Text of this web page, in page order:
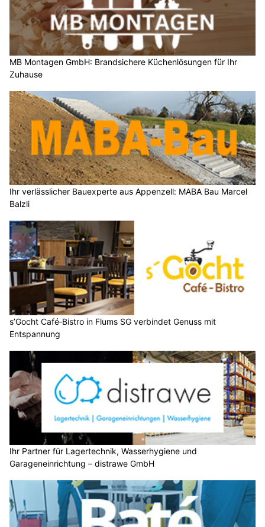
MB Montagen GmbH: Brandsichere Küchenlösungen für Ihr
Zuhause
Ihr verlässlicher Bauexperte aus Appenzell: MABA Bau Marcel
Balzli
s’Gocht Café‑Bistro in Flums SG verbindet Genuss mit
Entspannung
Ihr Partner für Lagertechnik, Wasserhygiene und
Garageneinrichtung – distrawe GmbH